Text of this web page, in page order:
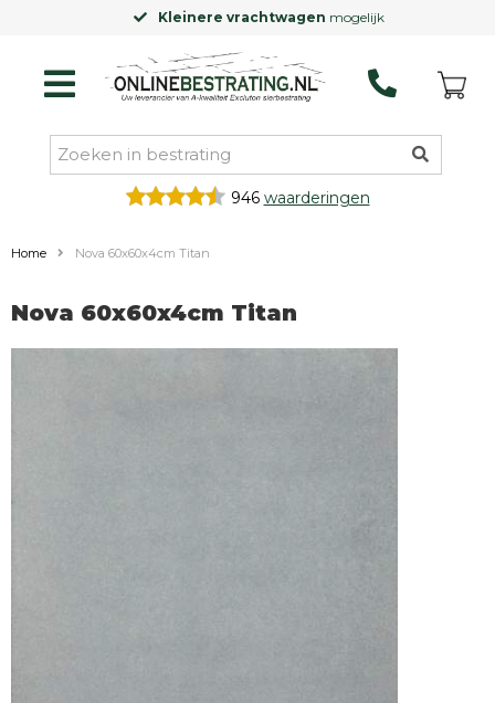
Kleinere vrachtwagenmogelijk
946 waarderingen
Home Nova 60x60x4cm Titan
Nova 60x60x4cm Titan